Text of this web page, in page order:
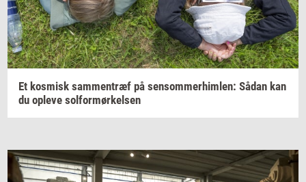
Et kos­misk sam­men­træf på sen­som­mer­him­len: Sådan kan
du op­le­ve sol­for­mør­kel­sen